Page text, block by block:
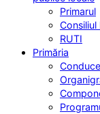
Primarul
Consiliul
RUTI
Primăria